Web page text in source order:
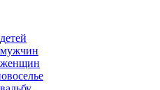
женщин